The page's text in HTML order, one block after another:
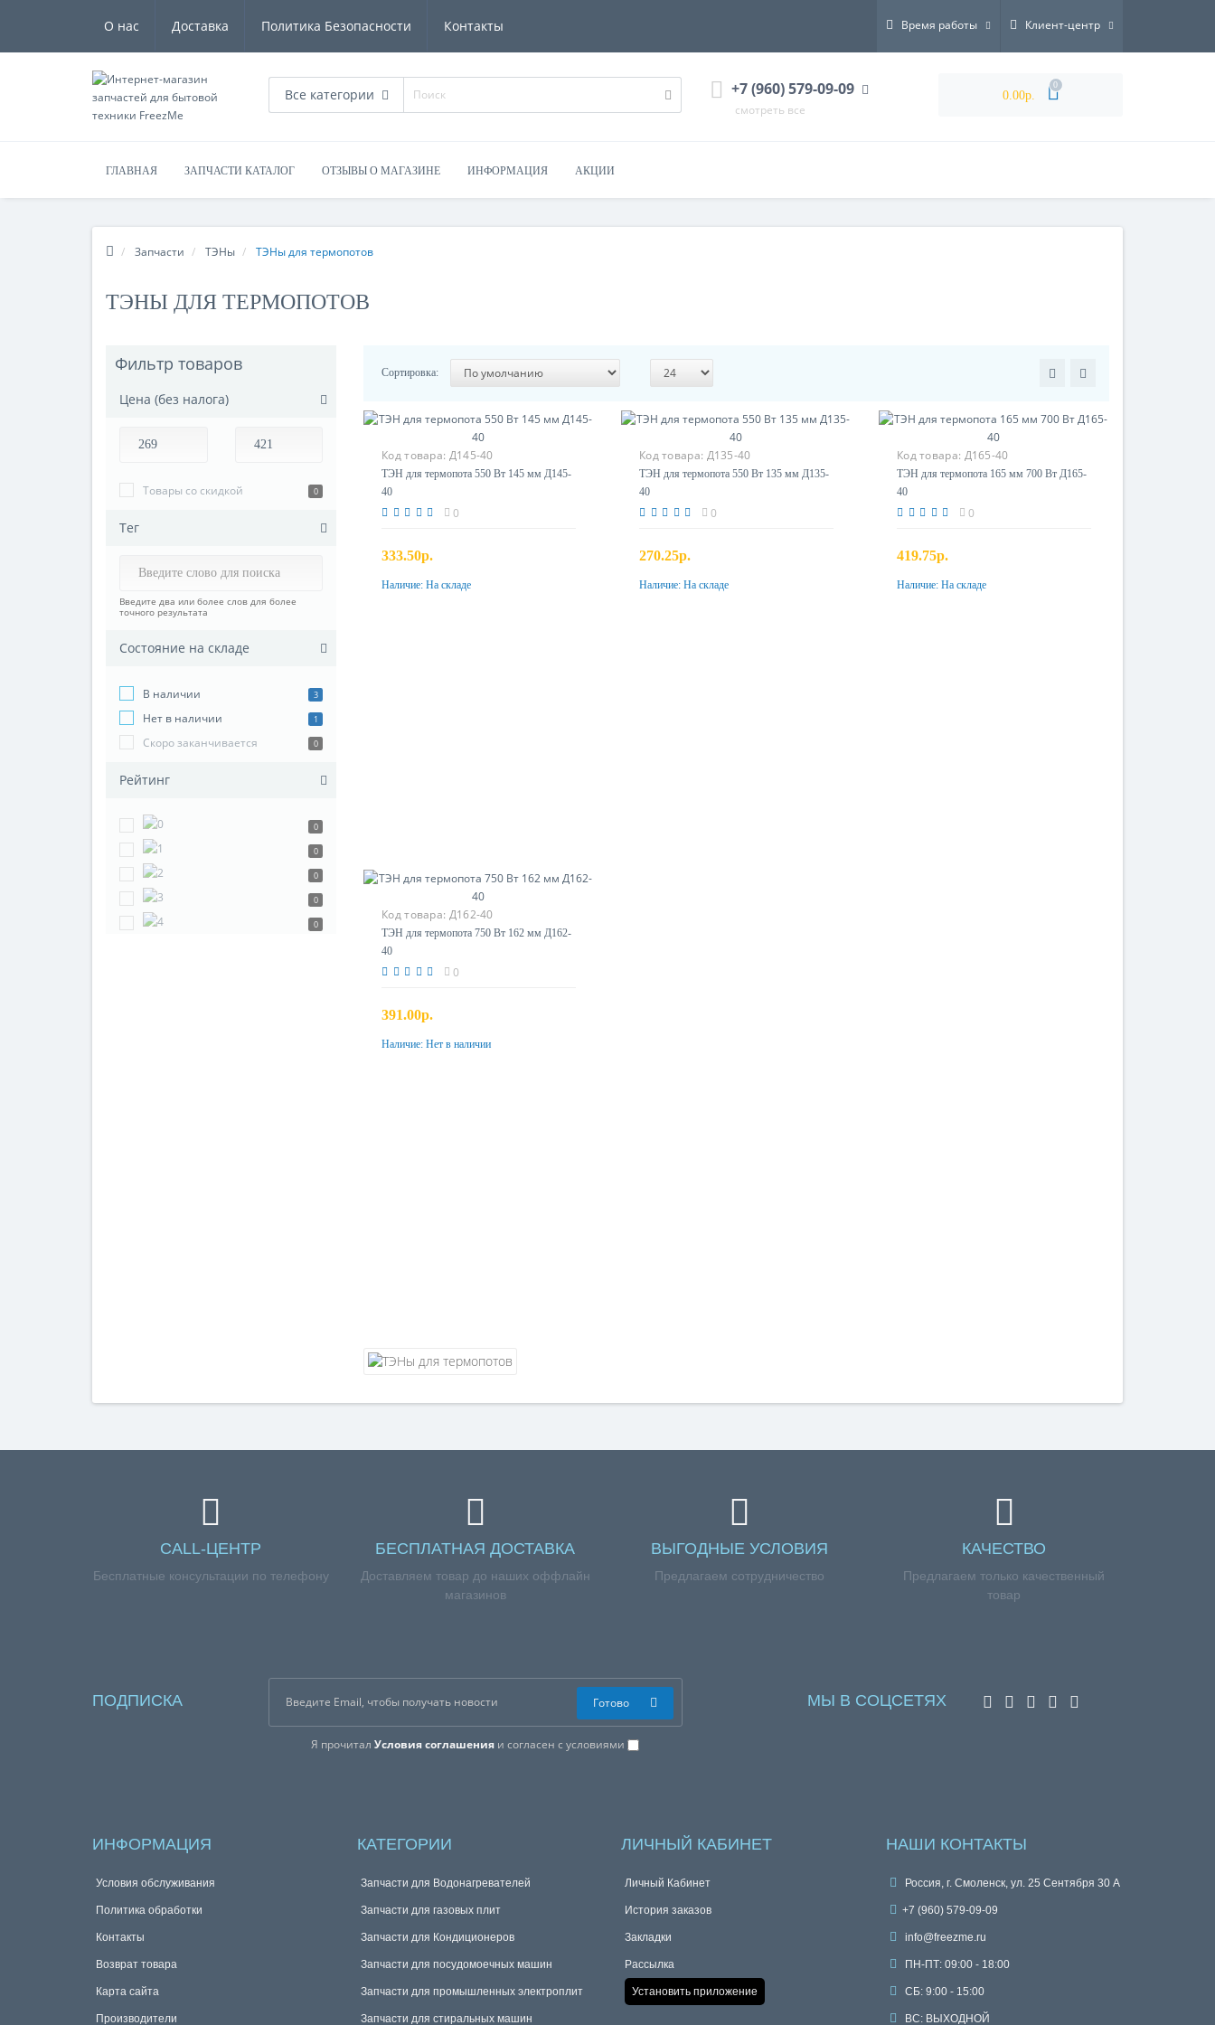
О нас Доставка Политика Безопасности Контакты Время работы Клиент-центр
Все категории +7 (960) 579-09-09
смотреть все
0.00р.
0
ГЛАВНАЯ ЗАПЧАСТИ КАТАЛОГ ОТЗЫВЫ О МАГАЗИНЕ ИНФОРМАЦИЯ АКЦИИ
Запчасти ТЭНы ТЭНы для термопотов
ТЭНЫ ДЛЯ ТЕРМОПОТОВ
Фильтр товаров
Цена (без налога)
Товары со скидкой 0
Тег
Введите два или более слов для более
точного результата
Состояние на складе
В наличии 3
Нет в наличии 1
Скоро заканчивается 0
Рейтинг
0
0
0
0
0
Сортировка:
Код товара: Д145-40
ТЭН для термопота 550 Вт 145 мм Д145-
40
0
333.50р.
Купить
Наличие: На складе
Код товара: Д135-40
ТЭН для термопота 550 Вт 135 мм Д135-
40
0
270.25р.
Купить
Наличие: На складе
Код товара: Д165-40
ТЭН для термопота 165 мм 700 Вт Д165-
40
0
419.75р.
Купить
Наличие: На складе
Код товара: Д162-40
ТЭН для термопота 750 Вт 162 мм Д162-
40
0
391.00р.
Предзаказ
Наличие: Нет в наличии
CALL-ЦЕНТР
Бесплатные консультации по телефону
БЕСПЛАТНАЯ ДОСТАВКА
Доставляем товар до наших оффлайн
магазинов
ВЫГОДНЫЕ УСЛОВИЯ
Предлагаем сотрудничество
КАЧЕСТВО
Предлагаем только качественный
товар
ПОДПИСКА
Я прочиталУсловия соглашения и согласен с условиями
Готово МЫ В СОЦСЕТЯХ
ИНФОРМАЦИЯ
Условия обслуживания
Политика обработки
Контакты
Возврат товара
Карта сайта
Производители
КАТЕГОРИИ
Запчасти для Водонагревателей
Запчасти для газовых плит
Запчасти для Кондиционеров
Запчасти для посудомоечных машин
Запчасти для промышленных электроплит
Запчасти для стиральных машин
ЛИЧНЫЙ КАБИНЕТ
Личный Кабинет
История заказов
Закладки
Рассылка
Установить приложение
НАШИ КОНТАКТЫ
Россия, г. Смоленск, ул. 25 Сентября 30 А
+7 (960) 579-09-09
info@freezme.ru
ПН-ПТ: 09:00 - 18:00
СБ: 9:00 - 15:00
ВС: ВЫХОДНОЙ